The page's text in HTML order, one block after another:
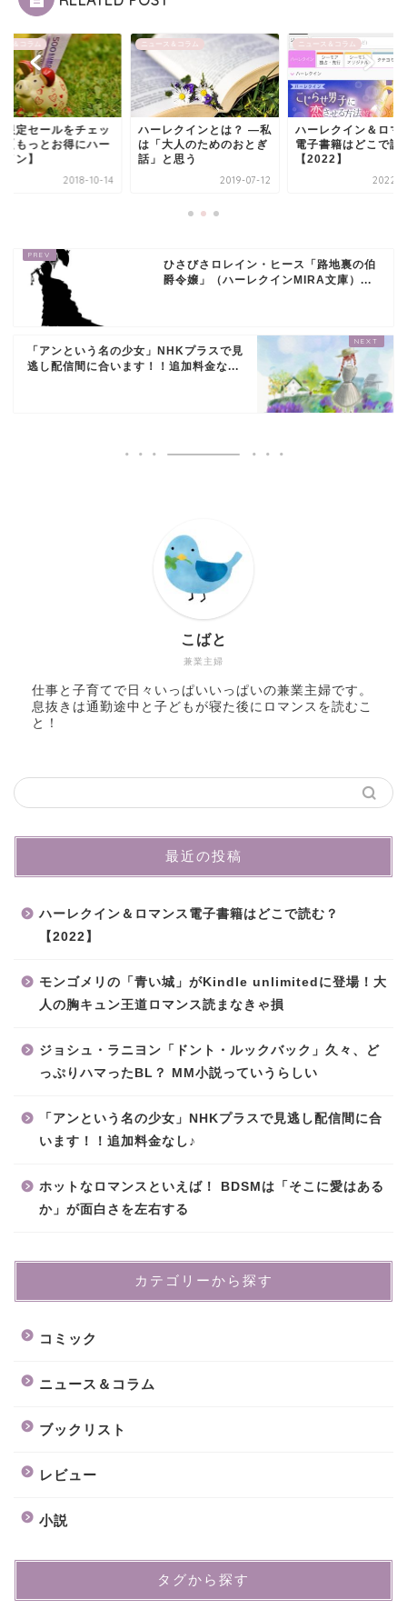
ス＆コラム
限定セールをチェッ
【もっとお得にハー
ン】
2018-10-14
ニュース＆コラム
ハーレクインとは？ ―私
は「大人のためのおとぎ
話」と思う
2019-07-12
ニュース＆コラム
ハーレクイン＆ロマ
電子書籍はどこで読
【2022】
2022-
ひさびさロレイン・ヒース「路地裏の伯
爵令嬢」（ハーレクインMIRA文庫）...
「アンという名の少女」NHKプラスで見
逃し配信間に合います！！追加料金な...
兼業主婦
こばと
仕事と子育てで日々いっぱいいっぱいの兼業主婦です。
息抜きは通勤途中と子どもが寝た後にロマンスを読むこ
と！
最近の投稿
ハーレクイン＆ロマンス電子書籍はどこで読む？
【2022】
モンゴメリの「青い城」がKindle unlimitedに登場！大
人の胸キュン王道ロマンス読まなきゃ損
ジョシュ・ラニヨン「ドント・ルックバック」久々、ど
っぷりハマったBL？ MM小説っていうらしい
「アンという名の少女」NHKプラスで見逃し配信間に合
います！！追加料金なし♪
ホットなロマンスといえば！ BDSMは「そこに愛はある
か」が面白さを左右する
カテゴリーから探す
コミック
ニュース＆コラム
ブックリスト
レビュー
小説
タグから探す